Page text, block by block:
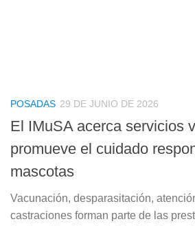
POSADAS 29 DE JUNIO DE 2026
El IMuSA acerca servicios
promueve el cuidado
mascotas
Vacunación, desparasitación,
castraciones forman parte de las